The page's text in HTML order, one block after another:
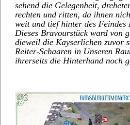
sehend die Gelegenheit,
rechten und ritten, da ihnen
weit und tief hinter des
Dieses Bravourstück ward von
dieweil die Kayserlichen zuvor
Reiter-Schaaren in Unseren
ihrerseits die Hinterhand noch